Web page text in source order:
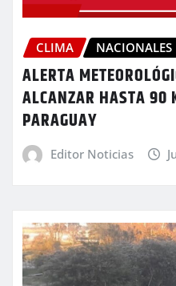
CLIMA NACIONALES
ALERTA
ALCANZAR HASTA 90
PARAGUAY
Editor Noticias